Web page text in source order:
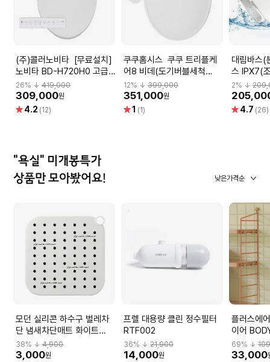
(주)콜러노비타 [무료설치]
노비타 BD-H720H0 고급
형 3단계 안심 살균(도기 살
균) 방수비데
26% ↓ 419,000
309,000원
별 4.2 (12)
쿠쿠홈시스 쿠쿠 트리플케
어8 비데(도기버블세척
&8WAY)(무료설치) CBT-
QSB1041W
12% ↓399,000
351,000원
별1 (1)
대림바스(본
스 IPX7(조작
프리미엄 방
S1800(고
2% ↓
별 4.7 (26)
"욕실" 미개봉특가
상품만 모아봤어요!
낮은가격순
모던 실리콘 하수구 벌레차
단 냄새차단매트 화이트
MNA000002
38% ↓ 4,900
3,000원
프렐 대용량 클린 정수필터
RTF002
36% ↓21,900
14,000원
플러스에
이어
69% ↓
33,000